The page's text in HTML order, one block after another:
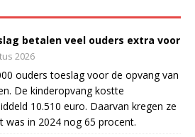
betalen veel ouders extra voor
2026
ouders toeslag voor de opvang van
De kinderopvang kostte
10.510 euro. Daarvan kregen ze
was in 2024 nog 65 procent.